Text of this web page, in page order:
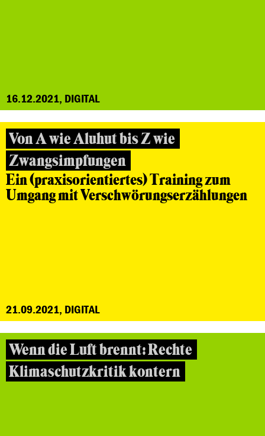
16.12.2021, DIGITAL
Von A wie Aluhut bis Z wie
Zwangsimpfungen
Ein (praxisorientiertes) Training zum
Umgang mit Verschwörungserzählungen
21.09.2021, DIGITAL
Wenn die Luft brennt: Rechte
Klimaschutzkritik kontern